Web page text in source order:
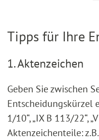
Tipps für Ihre
1. Aktenzeichen
Geben Sie zwischen
Entscheidungskürzel
1/10“, „IX B 113/22“,
Aktenzeichenteile: z.B.